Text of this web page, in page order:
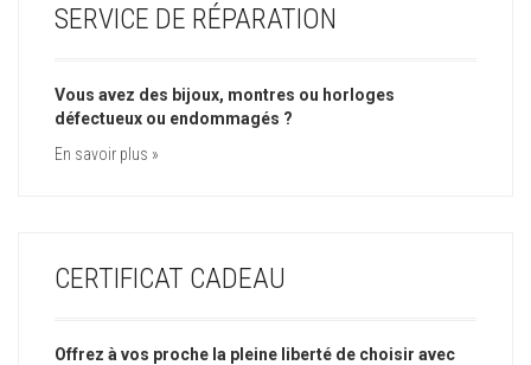
SERVICE DE RÉPARATION
Vous avez des bijoux, montres ou horloges
défectueux ou endommagés ?
En savoir plus »
CERTIFICAT CADEAU
Offrez à vos proche la pleine liberté de choisir avec